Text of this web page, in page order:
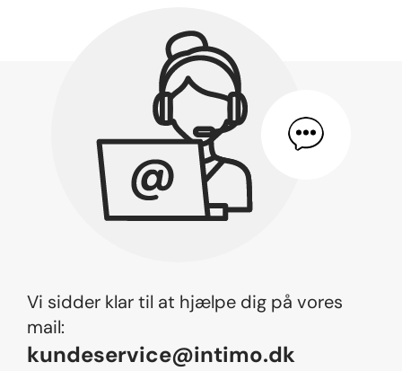
Vi sidder klar til at hjælpe dig på vores
mail:
kundeservice@intimo.dk